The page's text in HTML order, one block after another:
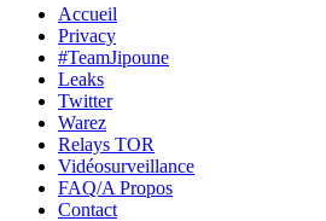
Skip
content
Accueil
Privacy
#TeamJipoune
Leaks
Twitter
Warez
Relays TOR
Vidéosurveillance
FAQ/A Propos
Contact